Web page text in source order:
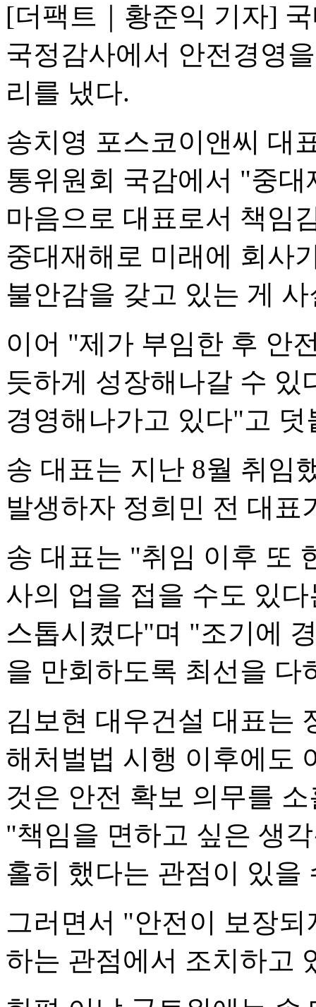
[더팩트｜황준익 기자]
국정감사에서 안전경영
리를 냈다.
송치영 포스코이앤씨 대
통위원회 국감에서 "중
마음으로 대표로서 책임
중대재해로 미래에 회사
불안감을 갖고 있는 게
이어 "제가 부임한 후 안
듯하게 성장해나갈 수 있
경영해나가고 있다"고 덧
송 대표는 지난 8월 취임
발생하자 정희민 전 대표
송 대표는 "취임 이후 또
사의 업을 접을 수도 있
스톱시켰다"며 "조기에
을 만회하도록 최선을 다
김보현 대우건설 대표는
해처벌법 시행 이후에도
것은 안전 확보 의무를
"책임을 면하고 싶은 생
홀히 했다는 관점이 있을
그러면서 "안전이 보장
하는 관점에서 조치하고